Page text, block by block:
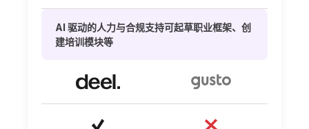
AI 驱动的人力与合规支持可起草职业框架、创
建培训模块等